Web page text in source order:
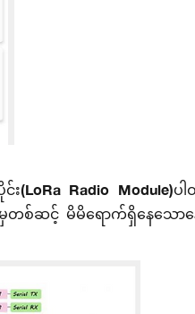
Radio Module)ပါ
မှတစ်ဆင့် မိမိရောက်ရှိနေသေ